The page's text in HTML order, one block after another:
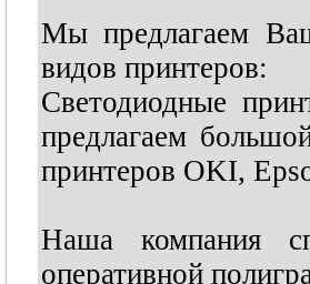
Мы предлагаем
видов принтеров:
Светодиодные
предлагаем
принтеров OKI,
Наша компания
оперативной